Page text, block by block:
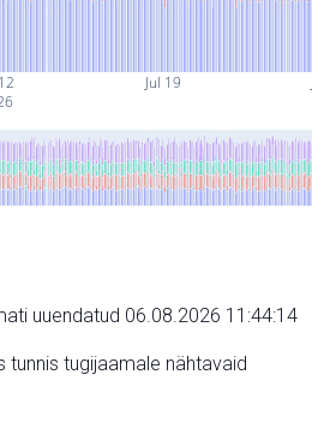
Jul 19
uuendatud 06.08.2026 11:44:14
tunnis tugijaamale nähtavaid